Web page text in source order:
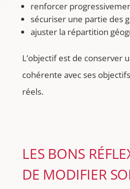
renforcer
sécuriser une partie des
ajuster la répartition
L’objectif est de conserver
cohérente avec ses
réels.
LES BONS
DE MODIFIER